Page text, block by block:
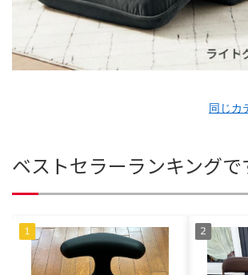
同じカ
ベストセラーランキングで